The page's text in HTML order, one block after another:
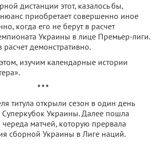
дистанции этот, казалось бы,
приобретает совершенно иное
когда его не берут в расчет
Украины в лице Премьер-лиги.
демонстративно.
изучим календарные истории
* * *
титула открыли сезон в один день
Суперкубок Украины. Далее пошла
череда матчей, которую прервала
сборной Украины в Лиге наций.